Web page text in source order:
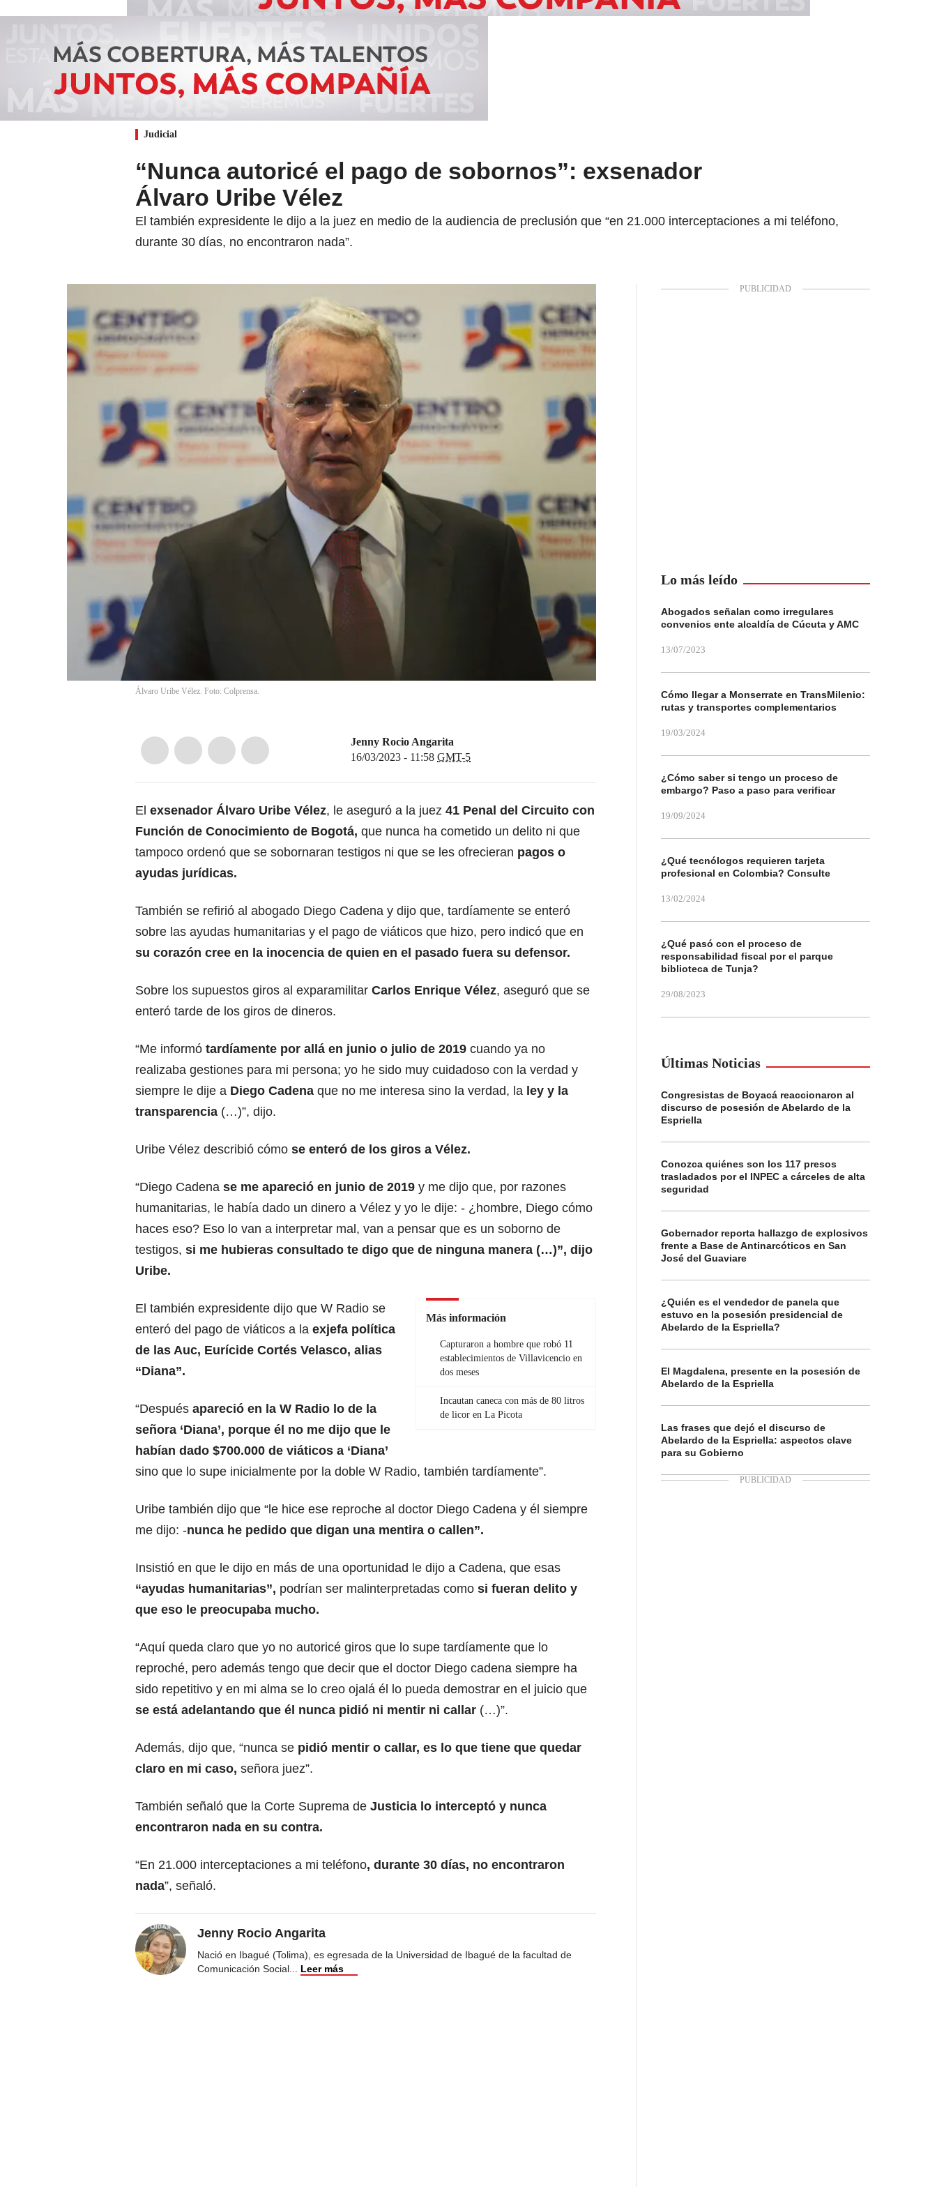
Judicial
“Nunca autoricé el pago de sobornos”: exsenador
Álvaro Uribe Vélez
El también expresidente le dijo a la juez en medio de la audiencia de preclusión que “en 21.000 interceptaciones a mi teléfono,
durante 30 días, no encontraron nada”.
Álvaro Uribe Vélez. Foto: Colprensa.
Jenny Rocio Angarita
16/03/2023 - 11:58 GMT-5
El exsenador Álvaro Uribe Vélez, le aseguró a la juez 41 Penal del Circuito con
Función de Conocimiento de Bogotá, que nunca ha cometido un delito ni que
tampoco ordenó que se sobornaran testigos ni que se les ofrecieran pagos o
ayudas jurídicas.
También se refirió al abogado Diego Cadena y dijo que, tardíamente se enteró
sobre las ayudas humanitarias y el pago de viáticos que hizo, pero indicó que en
su corazón cree en la inocencia de quien en el pasado fuera su defensor.
Sobre los supuestos giros al exparamilitar Carlos Enrique Vélez, aseguró que se
enteró tarde de los giros de dineros.
“Me informó tardíamente por allá en junio o julio de 2019 cuando ya no
realizaba gestiones para mi persona; yo he sido muy cuidadoso con la verdad y
siempre le dije a Diego Cadena que no me interesa sino la verdad, la ley y la
transparencia (…)”, dijo.
Uribe Vélez describió cómo se enteró de los giros a Vélez.
“Diego Cadena se me apareció en junio de 2019 y me dijo que, por razones
humanitarias, le había dado un dinero a Vélez y yo le dije: - ¿hombre, Diego cómo
haces eso? Eso lo van a interpretar mal, van a pensar que es un soborno de
testigos, si me hubieras consultado te digo que de ninguna manera (…)”, dijo
Uribe.
Más información
Capturaron a hombre que robó 11
establecimientos de Villavicencio en
dos meses
Incautan caneca con más de 80 litros
de licor en La Picota
El también expresidente dijo que W Radio se
enteró del pago de viáticos a la exjefa política
de las Auc, Eurícide Cortés Velasco, alias
“Diana”.
“Después apareció en la W Radio lo de la
señora ‘Diana’, porque él no me dijo que le
habían dado $700.000 de viáticos a ‘Diana’
sino que lo supe inicialmente por la doble W Radio, también tardíamente”.
Uribe también dijo que “le hice ese reproche al doctor Diego Cadena y él siempre
me dijo: -nunca he pedido que digan una mentira o callen”.
Insistió en que le dijo en más de una oportunidad le dijo a Cadena, que esas
“ayudas humanitarias”, podrían ser malinterpretadas como si fueran delito y
que eso le preocupaba mucho.
“Aquí queda claro que yo no autoricé giros que lo supe tardíamente que lo
reproché, pero además tengo que decir que el doctor Diego cadena siempre ha
sido repetitivo y en mi alma se lo creo ojalá él lo pueda demostrar en el juicio que
se está adelantando que él nunca pidió ni mentir ni callar (…)”.
Además, dijo que, “nunca se pidió mentir o callar, es lo que tiene que quedar
claro en mi caso, señora juez”.
También señaló que la Corte Suprema de Justicia lo interceptó y nunca
encontraron nada en su contra.
“En 21.000 interceptaciones a mi teléfono, durante 30 días, no encontraron
nada”, señaló.
Jenny Rocio Angarita
Nació en Ibagué (Tolima), es egresada de la Universidad de Ibagué de la facultad de
Comunicación Social... Leer más
Lo más leído
Abogados señalan como irregulares
convenios ente alcaldía de Cúcuta y AMC
13/07/2023
Cómo llegar a Monserrate en TransMilenio:
rutas y transportes complementarios
19/03/2024
¿Cómo saber si tengo un proceso de
embargo? Paso a paso para verificar
19/09/2024
¿Qué tecnólogos requieren tarjeta
profesional en Colombia? Consulte
13/02/2024
¿Qué pasó con el proceso de
responsabilidad fiscal por el parque
biblioteca de Tunja?
29/08/2023
Últimas Noticias
Congresistas de Boyacá reaccionaron al
discurso de posesión de Abelardo de la
Espriella
Conozca quiénes son los 117 presos
trasladados por el INPEC a cárceles de alta
seguridad
Gobernador reporta hallazgo de explosivos
frente a Base de Antinarcóticos en San
José del Guaviare
¿Quién es el vendedor de panela que
estuvo en la posesión presidencial de
Abelardo de la Espriella?
El Magdalena, presente en la posesión de
Abelardo de la Espriella
Las frases que dejó el discurso de
Abelardo de la Espriella: aspectos clave
para su Gobierno